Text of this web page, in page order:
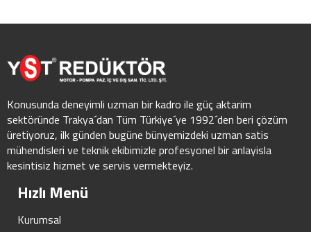
Konusunda deneyimli uzman bir kadro ile güç aktarim
sektöründe Trakya´dan Tüm Türkiye´ye 1992´den beri çözüm
üretiyoruz, ilk günden bugüne bünyemizdeki uzman satis
mühendisleri ve teknik ekibimizle profesyonel bir anlayisla
kesintisiz hizmet ve servis vermekteyiz.
Hızlı Menü
Kurumsal